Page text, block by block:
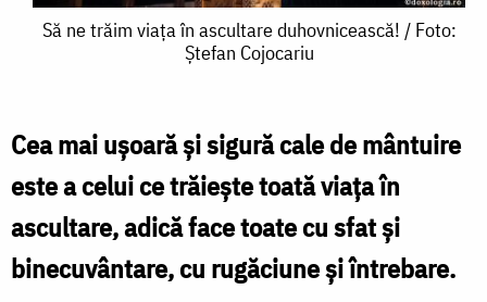
Să
viața
în
ascultare
duhovnicească!
Să ne trăim viața în ascultare duhovnicească! / Foto:
Ștefan Cojocariu
Cea mai ușoară și sigură cale de mântuire
este a celui ce trăiește toată viața în
ascultare, adică face toate cu sfat și
binecuvântare, cu rugăciune și întrebare.